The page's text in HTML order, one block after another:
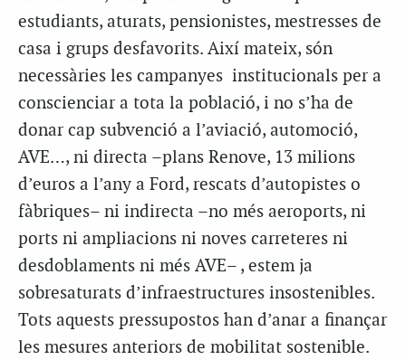
estudiants, aturats, pensionistes, mestresses de
casa i grups desfavorits. Així mateix, són
necessàries les campanyes institucionals per a
conscienciar a tota la població, i no s’ha de
donar cap subvenció a l’aviació, automoció,
AVE…, ni directa –plans Renove, 13 milions
d’euros a l’any a Ford, rescats d’autopistes o
fàbriques– ni indirecta –no més aeroports, ni
ports ni ampliacions ni noves carreteres ni
desdoblaments ni més AVE– , estem ja
sobresaturats d’infraestructures insostenibles.
Tots aquests pressupostos han d’anar a finançar
les mesures anteriors de mobilitat sostenible.